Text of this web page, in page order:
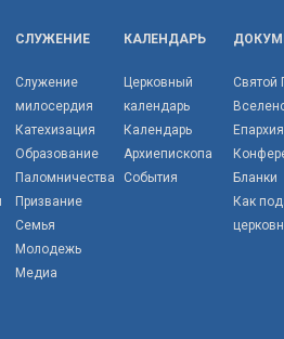
СЛУЖЕНИЕ
Служение
милосердия
Катехизация
Образование
Паломничества
Призвание
Семья
Молодежь
Медиа
КАЛЕНДАРЬ
Церковный
календарь
Календарь
Архиепископа
События
Святой
Епархия
Бланки
Как